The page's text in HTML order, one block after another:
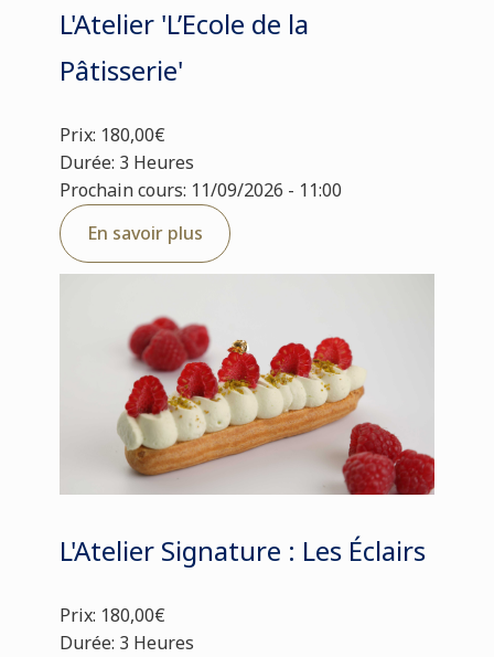
L'Atelier 'L’Ecole de la
Pâtisserie'
Prix: 180,00€
Durée: 3 Heures
Prochain cours: 11/09/2026 - 11:00
En savoir plus
L'Atelier Signature : Les Éclairs
Prix: 180,00€
Durée: 3 Heures